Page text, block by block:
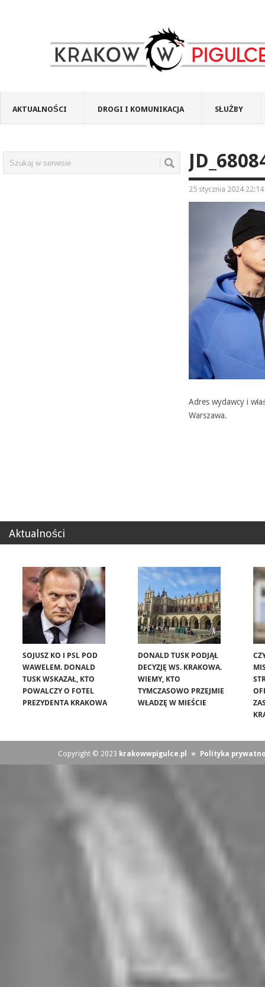
AKTUALNOŚCI DROGI I KOMUNIKACJA SŁUŻBY
25 stycznia 2024 22:14
Adres wydawcy i
Warszawa.
Aktualności
SOJUSZ KO I PSL POD
WAWELEM. DONALD
TUSK WSKAZAŁ, KTO
POWALCZY O FOTEL
PREZYDENTA KRAKOWA
DONALD TUSK PODJĄŁ
DECYZJĘ WS. KRAKOWA.
WIEMY, KTO
TYMCZASOWO PRZEJMIE
WŁADZĘ W MIEŚCIE
Copyright © 2023 krakowwpigulce.pl ∗ Polityka